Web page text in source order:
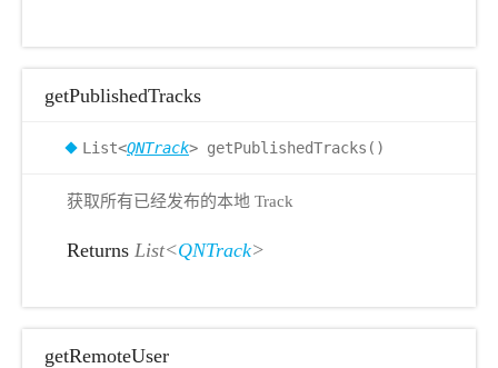
getPublishedTracks
List<QNTrack> getPublishedTracks()
获取所有已经发布的本地 Track
Returns List<QNTrack>
getRemoteUser